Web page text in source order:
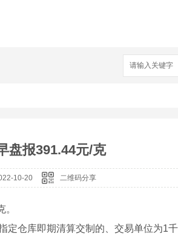
盘报391.44元/克
10-20 二维码分享
仓库即期清算交制的、交易单位为1